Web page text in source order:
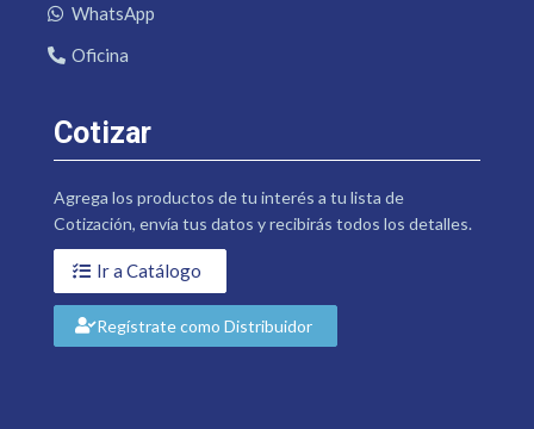
WhatsApp
Oficina
Cotizar
Agrega los productos de tu interés a tu lista de
Cotización, envía tus datos y recibirás todos los detalles.
Ir a Catálogo
Regístrate como Distribuidor